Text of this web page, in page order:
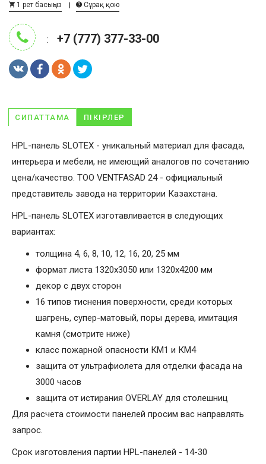
1 рет басыңыз Сұрақ қою
: +7 (777) 377-33-00
СИПАТТАМА ПІКІРЛЕР
HPL-панель SLOTEX - уникальный материал для фасада,
интерьера и мебели, не имеющий аналогов по сочетанию
цена/качество. ТОО VENTFASAD 24 - официальный
представитель завода на территории Казахстана.
HPL-панель SLOTEX изготавливается в следующих
вариантах:
толщина 4, 6, 8, 10, 12, 16, 20, 25 мм
формат листа 1320х3050 или 1320х4200 мм
декор с двух сторон
16 типов тиснения поверхности, среди которых
шагрень, супер-матовый, поры дерева, имитация
камня (смотрите ниже)
класс пожарной опасности КМ1 и КМ4
защита от ультрафиолета для отделки фасада на
3000 часов
защита от истирания OVERLAY для столешниц
Для расчета стоимости панелей просим вас направлять
запрос.
Срок изготовления партии HPL-панелей - 14-30